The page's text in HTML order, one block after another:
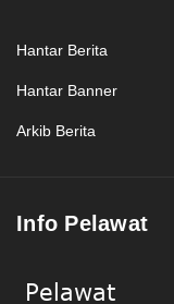
Hantar Berita
Hantar Banner
Arkib Berita
Info Pelawat